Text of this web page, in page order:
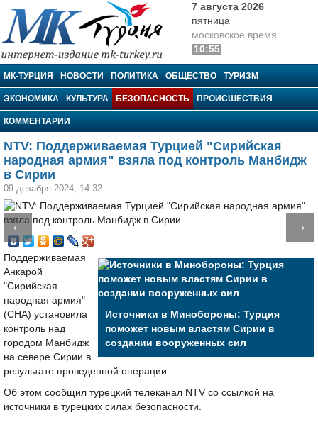
МК-Турция
7 августа 2026
пятница
московское время
10:55
МК-ТУРЦИЯ НОВОСТИ ПОЛИТИКА ОБЩЕСТВО ТУРИЗМ
ЭКОНОМИКА КУЛЬТУРА БЕЗОПАСНОСТЬ ПРОИСШЕСТВИЯ
КОММЕНТАРИИ
NTV: Поддерживаемая Турцией "Сирийская
народная армия" взяла под контроль Манбидж
в Сирии
09 декабря 2024, 14:32
← →
Источники в Минобороны: Турция
поможет новым властям Сирии в
создании вооруженных сил
Поддерживаемая
Анкарой
"Сирийская
народная армия"
(СНА) установила
контроль над
городом Манбидж
на севере Сирии в
результате проведенной операции.
Об этом сообщил турецкий телеканал NTV со ссылкой на
источники в турецких силах безопасности.